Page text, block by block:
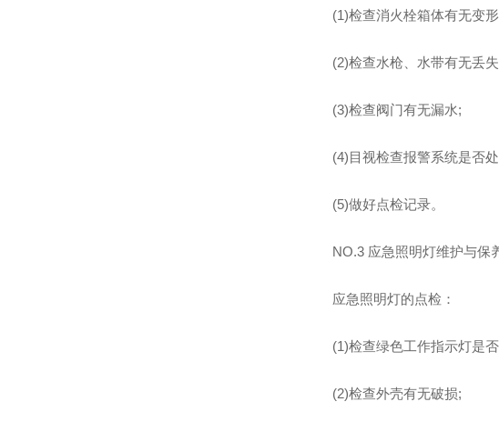
(1)检查消火栓箱体有无变
(2)检查水枪、水带有无丢
(3)检查阀门有无漏水;
(4)目视检查报警系统是否
(5)做好点检记录。
NO.3 应急照明灯维护与保
应急照明灯的点检：
(1)检查绿色工作指示灯是
(2)检查外壳有无破损;